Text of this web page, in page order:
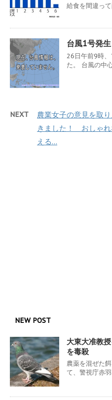
給食を間違っ
台風1号発
26日午前9時、
た。 台風の中
NEXT
農業女子の意見を取
きました！ おしゃれ
える…
NEW POST
大東大准教
を毒殺
農薬を混ぜた
て、警視庁赤